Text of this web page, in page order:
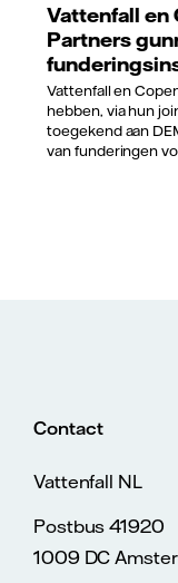
Vattenfall en
Partners
Vattenfall en
hebben, via hun
toegekend aan
van funderingen
Contact
Vattenfall NL
Postbus 41920
1009 DC